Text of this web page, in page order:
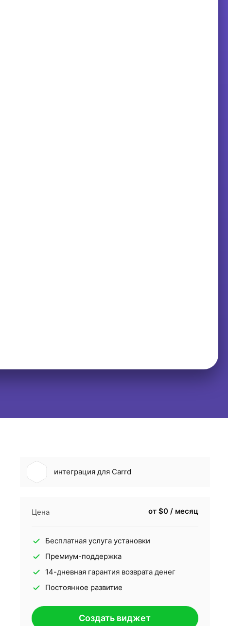
интеграция для Carrd
Цена от $0 / месяц
Бесплатная услуга установки
Премиум-поддержка
14-дневная гарантия возврата денег
Постоянное развитие
Создать виджет